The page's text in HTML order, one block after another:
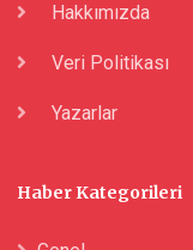
Hakkımızda
Veri Politikası
Yazarlar
Haber Kategorileri